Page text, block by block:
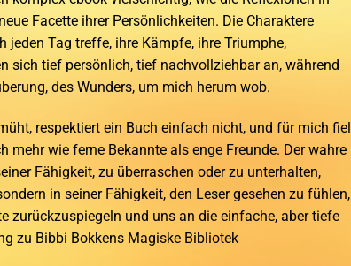
Facette ihrer Persönlichkeiten. Die Charaktere
jeden Tag treffe, ihre Kämpfe, ihre Triumphe,
sich tief persönlich, tief nachvollziehbar an, während
des Wunders, um mich herum wob.
respektiert ein Buch einfach nicht, und für mich fiel
mehr wie ferne Bekannte als enge Freunde. Der wahre
Fähigkeit, zu überraschen oder zu unterhalten,
in seiner Fähigkeit, den Leser gesehen zu fühlen,
zurückzuspiegeln und uns an die einfache, aber tiefe
zu Bibbi Bokkens Magiske Bibliotek